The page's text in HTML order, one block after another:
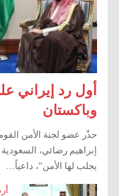
أول رد إيراني
وباكستان
حذّر عضو لجنة الأمن
إبراهيم رضائي،
يجلب لها الأمن”، داعياً…